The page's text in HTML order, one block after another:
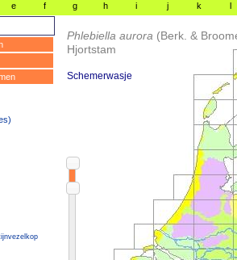
e f g h i j k l
Phlebiella aurora (Berk. &
Hjortstam
Schemerwasje